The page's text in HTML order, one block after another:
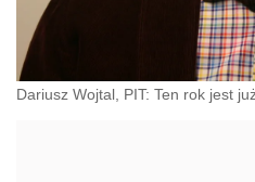
Dariusz Wojtal, PIT: Ten rok jest